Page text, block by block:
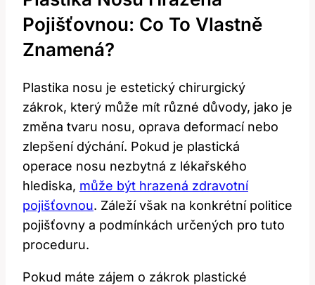
Pojišťovnou:‍ Co To‍ Vlastně
Znamená?
Plastika nosu je estetický chirurgický
zákrok, který může mít různé důvody, jako je
změna tvaru nosu,⁣ oprava⁤ deformací nebo⁢
zlepšení dýchání. Pokud je plastická
operace nosu nezbytná z lékařského
hlediska,⁤ může být hrazená zdravotní
pojišťovnou. Záleží ‌však na⁣ konkrétní⁢ politice
‍pojišťovny a⁤ podmínkách‌ určených ⁤pro tuto
proceduru.
Pokud máte zájem‌ o⁢ zákrok plastické